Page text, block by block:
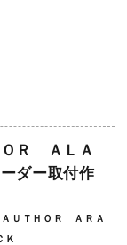
Ｒ ＡＬＡ
ダー取付作
ＡＵＴＨＯＲ ＡＲＡ
Ｋ